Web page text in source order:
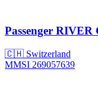
Passenger RIVER
🇨🇭 Switzerland
MMSI 269057639